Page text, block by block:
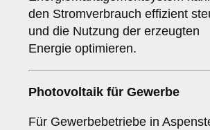
den Stromverbrauch effizient
und die Nutzung der erzeugten
Energie optimieren.
Photovoltaik für Gewerbe
Für Gewerbebetriebe in